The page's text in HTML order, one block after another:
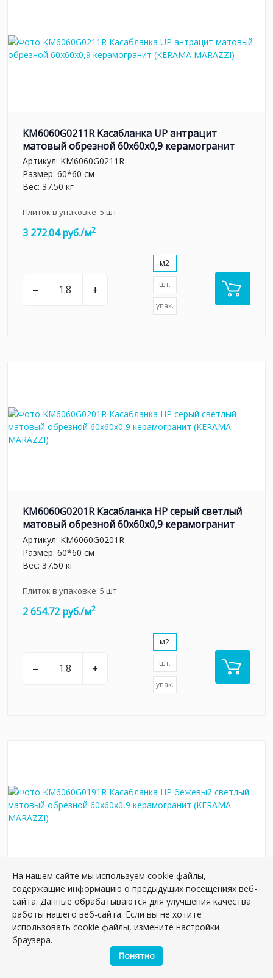
KM6060G0211R Касабланка UP антрацит
матовый обрезной 60x60x0,9 керамогранит
Артикул: KM6060G0211R
Размер: 60*60 см
Вес: 37.50 кг
Плиток в упаковке: 5 шт
3 272.04 руб./м2
– +
м2
шт.
упак.
KM6060G0201R Касабланка HP серый светлый
матовый обрезной 60x60x0,9 керамогранит
Артикул: KM6060G0201R
Размер: 60*60 см
Вес: 37.50 кг
Плиток в упаковке: 5 шт
2 654.72 руб./м2
– +
м2
шт.
упак.
KM6060G0191R Касабланка HP бежевый
светлый матовый обрезной 60x60x0,9
керамогранит
Артикул: KM6060G0191R
Размер: 60*60 см
На нашем сайте мы используем cookie файлы,
содержащие информацию о предыдущих посещениях веб-
сайта. Данные обрабатываются для улучшения качества
работы нашего веб-сайта. Если вы не хотите
использовать cookie файлы, измените настройки
браузера.
Понятно